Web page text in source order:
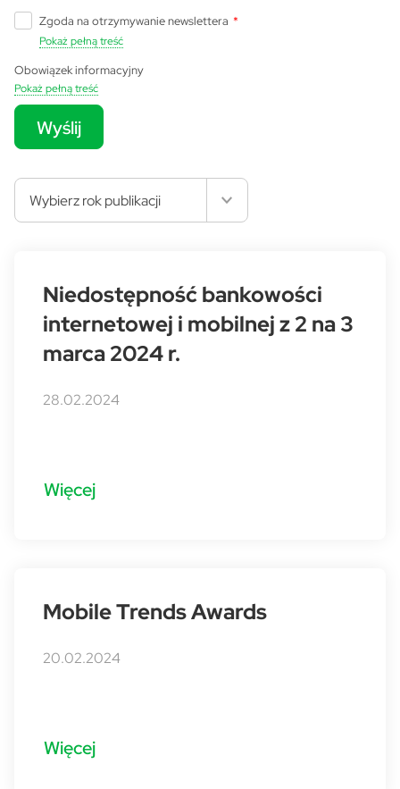
Zgoda na otrzymywanie newslettera *
Pokaż pełną treść
Obowiązek informacyjny
Pokaż pełną treść
Wyślij
Wybierz rok publikacji
Niedostępność bankowości
internetowej i mobilnej z 2 na 3
marca 2024 r.
28.02.2024
Więcej
Mobile Trends Awards
20.02.2024
Więcej